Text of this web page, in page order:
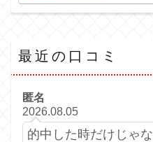
最近の口コミ
匿名
2026.08.05
的中した時だけじゃ